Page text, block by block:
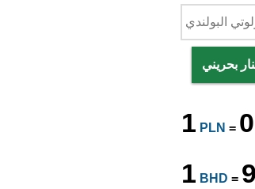
بحريني
1 PLN =
1 BHD =